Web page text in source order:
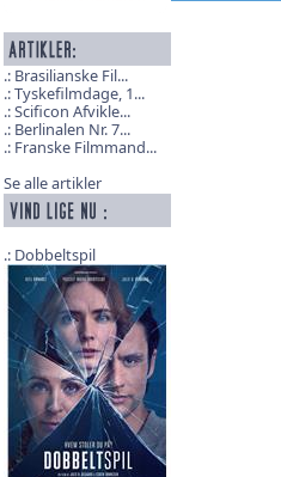
Brasilianske Fil...
Tyskefilmdage, 1...
Scificon Afvikle...
Berlinalen Nr. 7...
Franske Filmmand...
Se alle artikler
Dobbeltspil